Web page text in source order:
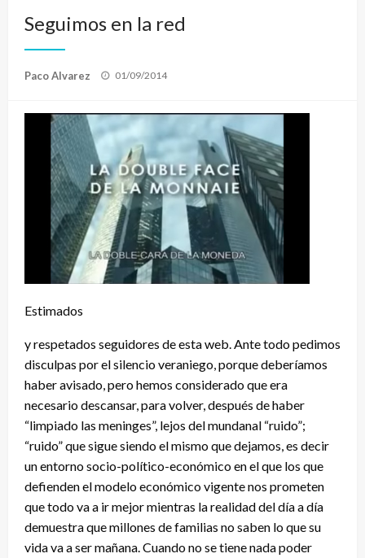
Seguimos en la red
Paco Alvarez
Publicado
01/09/2014
Estimados
y respetados seguidores de esta web. Ante todo pedimos
disculpas por el silencio veraniego, porque deberíamos
haber avisado, pero hemos considerado que era
necesario descansar, para volver, después de haber
“limpiado las meninges”, lejos del mundanal “ruido”;
“ruido” que sigue siendo el mismo que dejamos, es decir
un entorno socio-político-económico en el que los que
defienden el modelo económico vigente nos prometen
que todo va a ir mejor mientras la realidad del día a día
demuestra que millones de familias no saben lo que su
vida va a ser mañana. Cuando no se tiene nada poder